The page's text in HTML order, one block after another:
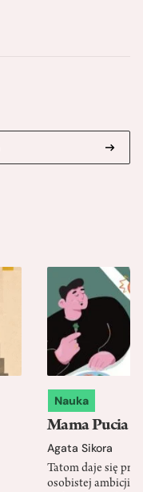
Nauka
Mama Pucia
Agata Sikora
Tatom daje się
osobistej ambicji,